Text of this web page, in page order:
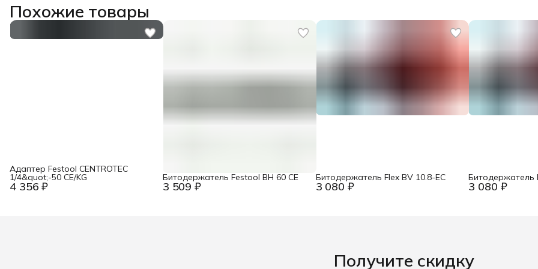
Похожие товары
4 356 ₽
Адаптер Festool CENTROTEC
1/4&quot;-50 CE/KG
3 509 ₽
Битодержатель Festool BH 60 CE
3 080 ₽
Битодержатель Flex BV 10.8-EC
3 080 ₽
Битодержатель
Получите скидку